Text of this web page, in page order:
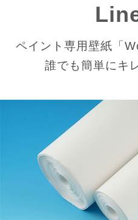
ペイント専用壁紙「
誰でも簡単にキ